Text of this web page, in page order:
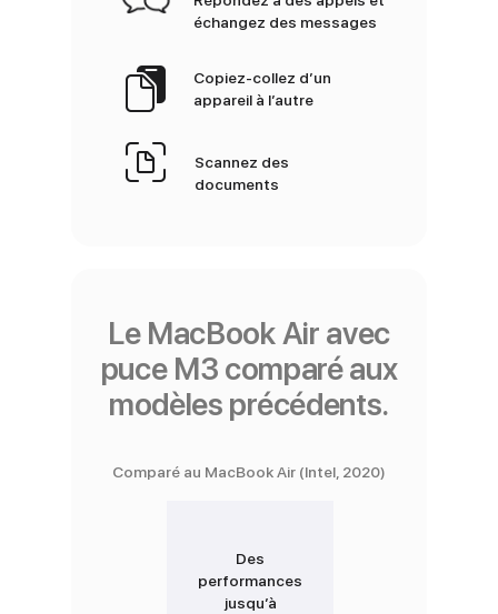
échangez des messages
Copiez-collez d’un
appareil à l’autre
Scannez des
documents
Le MacBook Air avec
puce M3 comparé aux
modèles précédents.
Comparé au MacBook Air (Intel, 2020)
Des
performances
jusqu’à